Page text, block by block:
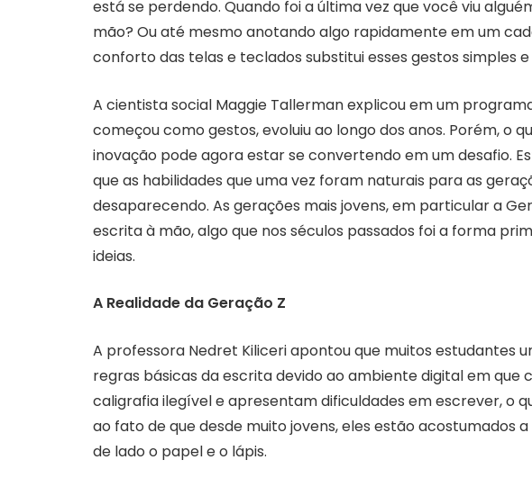
está se perdendo. Quando foi a última vez que você viu
mão? Ou até mesmo anotando algo rapidamente em um
conforto das telas e teclados substitui esses gestos simples e
A cientista social Maggie Tallerman explicou em um
começou como gestos, evoluiu ao longo dos anos. Porém, o
inovação pode agora estar se convertendo em um desafio.
que as habilidades que uma vez foram naturais para as
desaparecendo. As gerações mais jovens, em particular a
escrita à mão, algo que nos séculos passados foi a forma
ideias.
A Realidade da Geração Z
A professora Nedret Kiliceri apontou que muitos estudantes
regras básicas da escrita devido ao ambiente digital em que
caligrafia ilegível e apresentam dificuldades em escrever, o
ao fato de que desde muito jovens, eles estão acostumados
de lado o papel e o lápis.